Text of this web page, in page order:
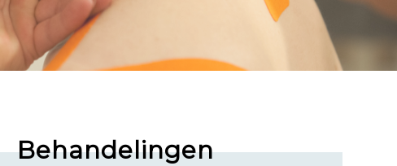
Behandelingen